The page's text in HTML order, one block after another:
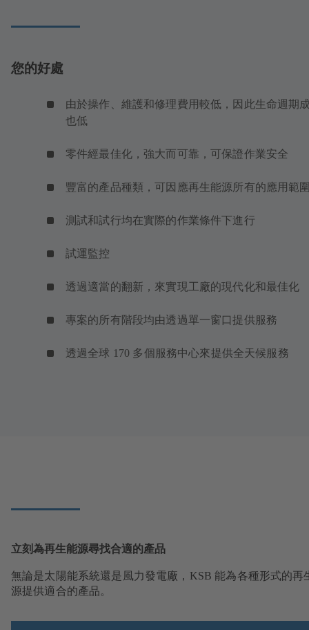
您的好處
由於操作、維護和修理費用較低，因此生命週期
也低
零件經最佳化，強大而可靠，可保證作業安全
豐富的產品種類，可因應再生能源所有的應用範
測試和試行均在實際的作業條件下進行
試運監控
透過適當的翻新，來實現工廠的現代化和最佳化
專案的所有階段均由透過單一窗口提供服務
透過全球 170 多個服務中心來提供全天候服務
立刻為再生能源尋找合適的產品
無論是太陽能系統還是風力發電廠，KSB 能為各種形式的再
源提供適合的產品。